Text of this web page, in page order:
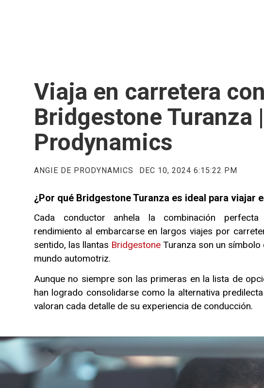
Viaja en carretera con
Bridgestone Turanza |
Prodynamics
ANGIE DE PRODYNAMICS DEC 10, 2024 6:15:22 PM
¿Por qué Bridgestone Turanza es ideal para viajar
Cada conductor anhela la combinación
rendimiento al embarcarse en largos viajes por
sentido, las llantas Bridgestone Turanza son un símbolo
mundo automotriz.
Aunque no siempre son las primeras en la lista de
han logrado consolidarse como la alternativa
valoran cada detalle de su experiencia de conducción.